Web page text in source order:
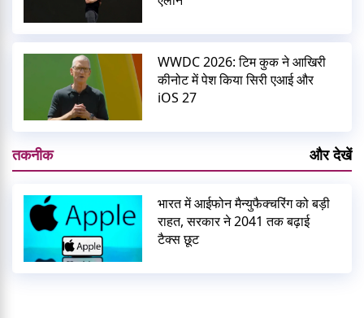
WWDC 2026: टिम कुक ने आखिरी
कीनोट में पेश किया सिरी एआई और
iOS 27
तकनीक और देखें
भारत में आईफोन मैन्युफैक्चरिंग को बड़ी
राहत, सरकार ने 2041 तक बढ़ाई
टैक्स छूट